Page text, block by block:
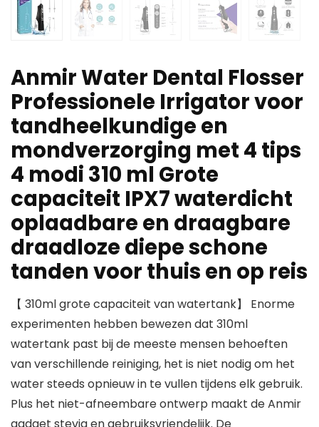
Anmir Water Dental Flosser
Professionele Irrigator voor
tandheelkundige en
mondverzorging met 4 tips
4 modi 310 ml Grote
capaciteit IPX7 waterdicht
oplaadbare en draagbare
draadloze diepe schone
tanden voor thuis en op reis
【 310ml grote capaciteit van watertank】 Enorme
experimenten hebben bewezen dat 310ml
watertank past bij de meeste mensen behoeften
van verschillende reiniging, het is niet nodig om het
water steeds opnieuw in te vullen tijdens elk gebruik.
Plus het niet-afneembare ontwerp maakt de Anmir